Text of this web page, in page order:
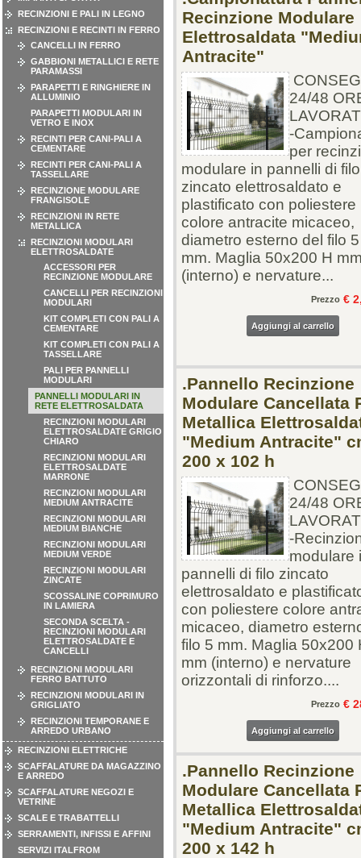
RECINZIONI E PALI IN LEGNO
RECINZIONI E RECINTI IN FERRO
CANCELLI IN FERRO
GABBIONI METALLICI E RETE
PARAMASSI
PARAPETTI E RINGHIERE IN
ALLUMINIO
PARAPETTI MODULARI IN
VETRO E INOX
RECINTI PER CANI-PALI A
CEMENTARE
RECINTI PER CANI-PALI A
TASSELLARE
RECINZIONE MODULARE
FRANGISOLE
RECINZIONI IN RETE
METALLICA
RECINZIONI MODULARI
ELETTROSALDATE
ACCESSORI PER
RECINZIONE MODULARE
CANCELLI PER RECINZIONI
MODULARI
KIT COMPLETI CON PALI A
CEMENTARE
KIT COMPLETI CON PALI A
TASSELLARE
PALI PER PANNELLI
MODULARI
PANNELLI MODULARI IN
RETE ELETTROSALDATA
RECINZIONI MODULARI
ELETTROSALDATE GRIGIO
CHIARO
RECINZIONI MODULARI
ELETTROSALDATE
MARRONE
RECINZIONI MODULARI
MEDIUM ANTRACITE
RECINZIONI MODULARI
MEDIUM BIANCHE
RECINZIONI MODULARI
MEDIUM VERDE
RECINZIONI MODULARI
ZINCATE
SCOSSALINE COPRIMURO
IN LAMIERA
SECONDA SCELTA -
RECINZIONI MODULARI
ELETTROSALDATE E
CANCELLI
RECINZIONI MODULARI
FERRO BATTUTO
RECINZIONI MODULARI IN
GRIGLIATO
RECINZIONI TEMPORANE E
ARREDO URBANO
RECINZIONI ELETTRICHE
SCAFFALATURE DA MAGAZZINO
E ARREDO
SCAFFALATURE NEGOZI E
VETRINE
SCALE E TRABATTELLI
SERRAMENTI, INFISSI E AFFINI
SERVIZI ITALFROM
Recinzione Modulare
Elettrosaldata
Antracite"
24/48
-
per
modulare in pannelli di filo
zincato elettrosaldato e
plastificato con poliestere
colore antracite micaceo,
diametro esterno del filo 5
mm. Maglia 50x200 H
(interno) e nervature...
Prezzo €
Aggiungi al carrello
.Pannello Recinzione
Modulare Cancellata
Metallica
"Medium Antracite"
200 x 102 h
24/48
-
modulare
pannelli di filo zincato
elettrosaldato e
con poliestere colore
micaceo, diametro
filo 5 mm. Maglia 50x200
mm (interno) e nervature
orizzontali di rinforzo....
Prezzo €
Aggiungi al carrello
.Pannello Recinzione
Modulare Cancellata
Metallica
"Medium Antracite"
200 x 142 h